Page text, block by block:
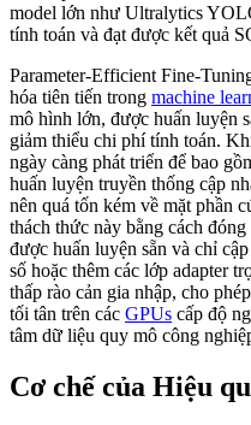
model lớn như Ultralytics
tính toán và đạt được kết quả
Parameter-Efficient Fine-
hóa tiên tiến trong machine
mô hình lớn, được huấn luyện
giảm thiểu chi phí tính toán.
ngày càng phát triển để bao
huấn luyện truyền thống cập
nên quá tốn kém về mặt phần
thách thức này bằng cách
được huấn luyện sẵn và chỉ
số hoặc thêm các lớp adapter
thấp rào cản gia nhập, cho
tối tân trên các GPUs cấp độ
tâm dữ liệu quy mô công
Cơ chế của Hiệu